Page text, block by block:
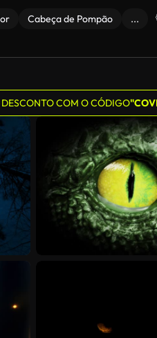
Cabeça de Pompão ...
DESCONTO COM O CÓDIGO